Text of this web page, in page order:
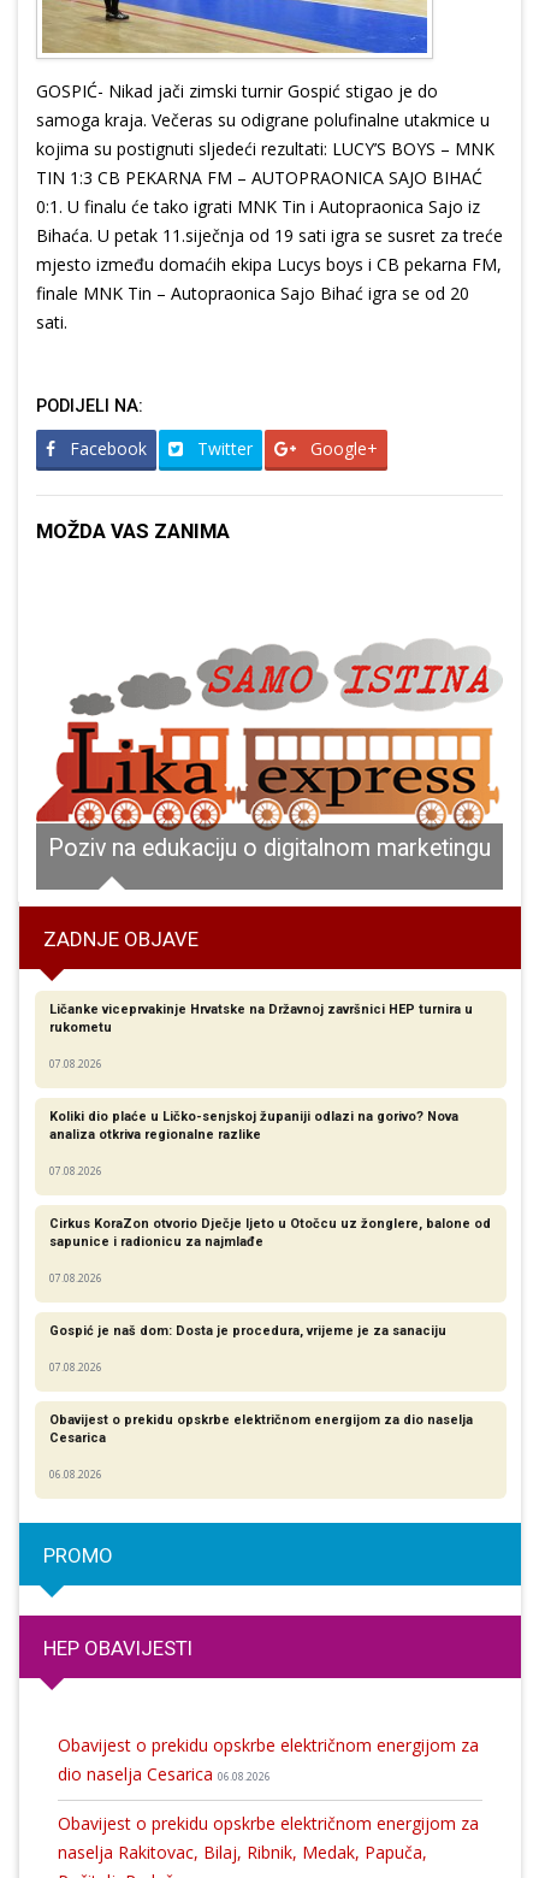
GOSPIĆ- Nikad jači zimski turnir Gospić stigao je do
samoga kraja. Večeras su odigrane polufinalne utakmice u
kojima su postignuti sljedeći rezultati: LUCY’S BOYS – MNK
TIN 1:3 CB PEKARNA FM – AUTOPRAONICA SAJO BIHAĆ
0:1. U finalu će tako igrati MNK Tin i Autopraonica Sajo iz
Bihaća. U petak 11.siječnja od 19 sati igra se susret za treće
mjesto između domaćih ekipa Lucys boys i CB pekarna FM,
finale MNK Tin – Autopraonica Sajo Bihać igra se od 20
sati.
PODIJELI NA:
Facebook Twitter Google+
MOŽDA VAS ZANIMA
Poziv na edukaciju o digitalnom marketingu
ZADNJE OBJAVE
Ličanke viceprvakinje Hrvatske na Državnoj završnici HEP turnira u
rukometu
07.08.2026
Koliki dio plaće u Ličko-senjskoj županiji odlazi na gorivo? Nova
analiza otkriva regionalne razlike​
07.08.2026
Cirkus KoraZon otvorio Dječje ljeto u Otočcu uz žonglere, balone od
sapunice i radionicu za najmlađe
07.08.2026
Gospić je naš dom: Dosta je procedura, vrijeme je za sanaciju
07.08.2026
Obavijest o prekidu opskrbe električnom energijom za dio naselja
Cesarica
06.08.2026
PROMO
HEP OBAVIJESTI
Obavijest o prekidu opskrbe električnom energijom za
dio naselja Cesarica 06.08.2026
Obavijest o prekidu opskrbe električnom energijom za
naselja Rakitovac, Bilaj, Ribnik, Medak, Papuča,